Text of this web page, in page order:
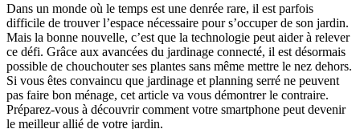
Dans un monde où le temps est une denrée rare, il est parfois
difficile de trouver l’espace nécessaire pour s’occuper de son jardin.
Mais la bonne nouvelle, c’est que la technologie peut aider à relever
ce défi. Grâce aux avancées du jardinage connecté, il est désormais
possible de chouchouter ses plantes sans même mettre le nez dehors.
Si vous êtes convaincu que jardinage et planning serré ne peuvent
pas faire bon ménage, cet article va vous démontrer le contraire.
Préparez-vous à découvrir comment votre smartphone peut devenir
le meilleur allié de votre jardin.